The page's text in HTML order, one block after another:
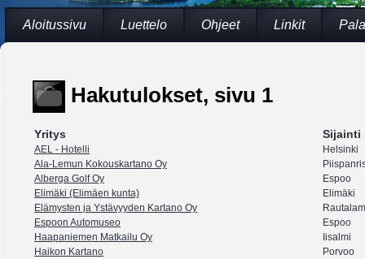
Aloitussivu Luettelo Ohjeet Linkit
Hakutulokset, sivu 1
Yritys Sijainti
AEL - Hotelli
Helsinki
Ala-Lemun Kokouskartano Oy
Alberga Golf Oy
Espoo
Elimäki (Elimäen kunta)
Elimäki
Elämysten ja Ystävyyden Kartano Oy
Espoon Automuseo
Espoo
Haapaniemen Matkailu Oy
Iisalmi
Haikon Kartano
Porvoo